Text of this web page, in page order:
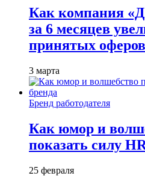
Как компания
за 6 месяцев
принятых
3 марта
Бренд работодателя
Как юмор и
показать силу
25 февраля